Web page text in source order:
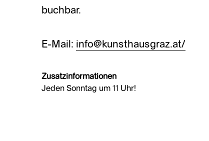
buchbar.
E-Mail: info@kunsthausgraz.at/
Zusatzinformationen
Jeden Sonntag um 11 Uhr!